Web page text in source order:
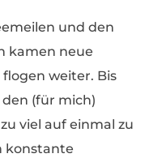
und den
kamen neue
weiter. Bis
(für mich)
viel auf einmal zu
konstante